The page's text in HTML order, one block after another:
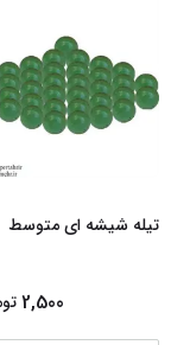
تیله شیشه ای متوسط
2,500